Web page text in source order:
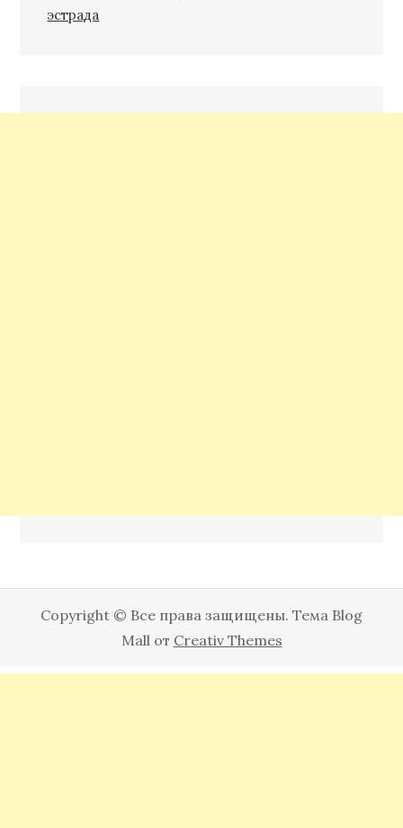
эстрада
Copyright © Все права защищены. Тема Blog
Mall от Creativ Themes